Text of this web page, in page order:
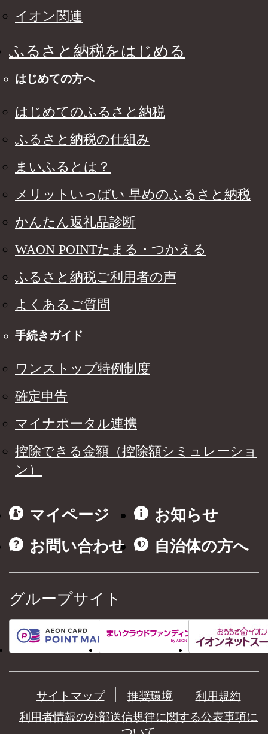
イオン関連
ふるさと納税をはじめる
はじめての方へ
はじめてのふるさと納税
ふるさと納税の仕組み
まいふるとは？
メリットいっぱい 早めのふるさと納税
かんたん返礼品診断
WAON POINTたまる・つかえる
ふるさと納税ご利用者の声
よくあるご質問
手続きガイド
ワンストップ特例制度
確定申告
マイナポータル連携
控除できる金額（控除額シミュレーショ
ン）
マイページ
お知らせ
お問い合わせ
自治体の方へ
グループサイト
サイトマップ 推奨環境
利用規約
利用者情報の外部送信規律に関する公表事項に